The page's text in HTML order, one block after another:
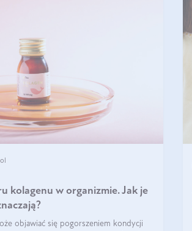
kolagenu w organizmie. Jak je
objawiać się pogorszeniem kondycji